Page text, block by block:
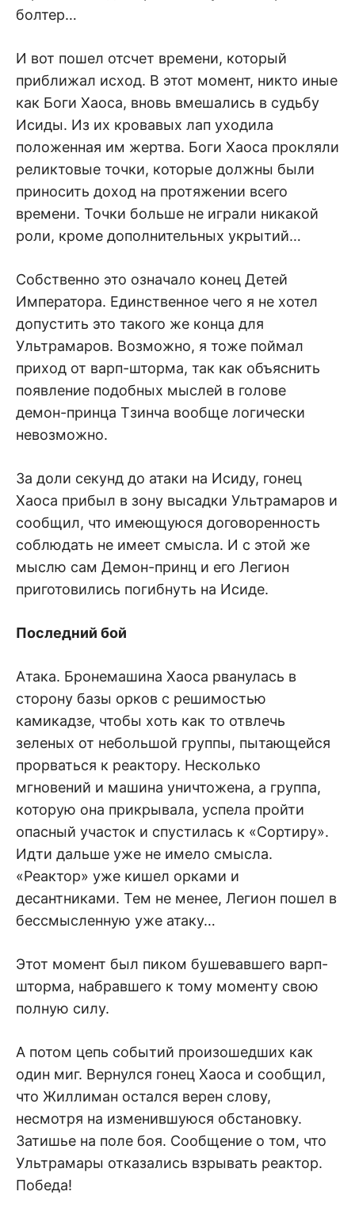
болтер…
И вот пошел отсчет времени, который
приближал исход. В этот момент, никто иные
как Боги Хаоса, вновь вмешались в судьбу
Исиды. Из их кровавых лап уходила
положенная им жертва. Боги Хаоса прокляли
реликтовые точки, которые должны были
приносить доход на протяжении всего
времени. Точки больше не играли никакой
роли, кроме дополнительных укрытий…
Собственно это означало конец Детей
Императора. Единственное чего я не хотел
допустить это такого же конца для
Ультрамаров. Возможно, я тоже поймал
приход от варп-шторма, так как объяснить
появление подобных мыслей в голове
демон-принца Тзинча вообще логически
невозможно.
За доли секунд до атаки на Исиду, гонец
Хаоса прибыл в зону высадки Ультрамаров и
сообщил, что имеющуюся договоренность
соблюдать не имеет смысла. И с этой же
мыслю сам Демон-принц и его Легион
приготовились погибнуть на Исиде.
Последний бой
Атака. Бронемашина Хаоса рванулась в
сторону базы орков с решимостью
камикадзе, чтобы хоть как то отвлечь
зеленых от небольшой группы, пытающейся
прорваться к реактору. Несколько
мгновений и машина уничтожена, а группа,
которую она прикрывала, успела пройти
опасный участок и спустилась к «Сортиру».
Идти дальше уже не имело смысла.
«Реактор» уже кишел орками и
десантниками. Тем не менее, Легион пошел в
бессмысленную уже атаку…
Этот момент был пиком бушевавшего варп-
шторма, набравшего к тому моменту свою
полную силу.
А потом цепь событий произошедших как
один миг. Вернулся гонец Хаоса и сообщил,
что Жиллиман остался верен слову,
несмотря на изменившуюся обстановку.
Затишье на поле боя. Сообщение о том, что
Ультрамары отказались взрывать реактор.
Победа!